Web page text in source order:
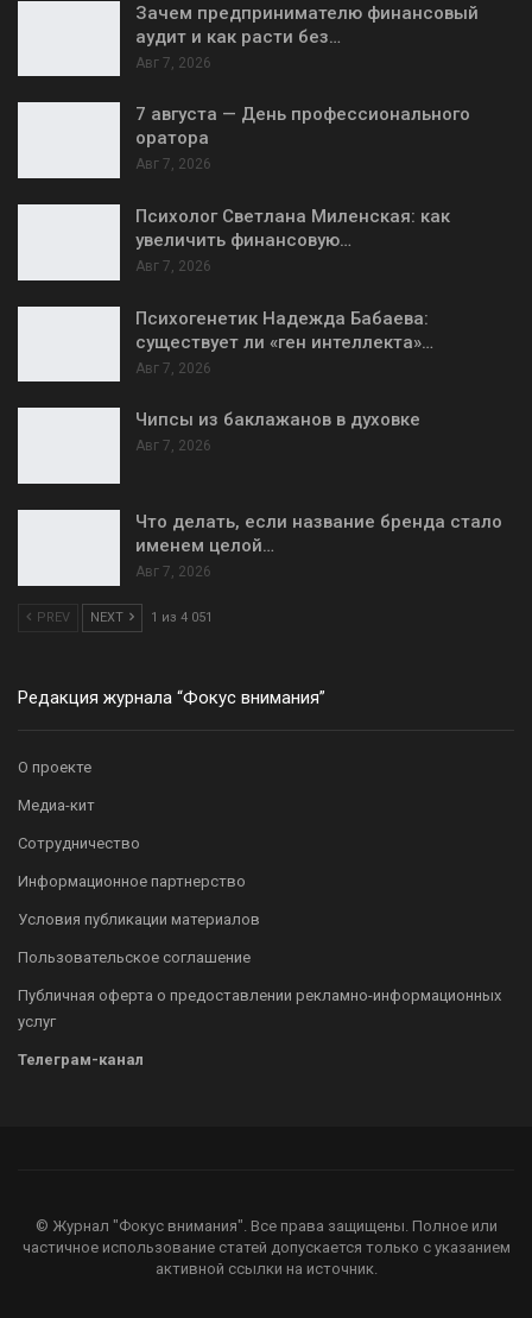
Зачем предпринимателю финансовый
аудит и как расти без…
Авг 7, 2026
7 августа — День профессионального
оратора
Авг 7, 2026
Психолог Светлана Миленская: как
увеличить финансовую…
Авг 7, 2026
Психогенетик Надежда Бабаева:
существует ли «ген интеллекта»…
Авг 7, 2026
Чипсы из баклажанов в духовке
Авг 7, 2026
Что делать, если название бренда стало
именем целой…
Авг 7, 2026
PREV NEXT 1 из 4 051
Редакция журнала “Фокус внимания”
О проекте
Медиа-кит
Сотрудничество
Информационное партнерство
Условия публикации материалов
Пользовательское соглашение
Публичная оферта о предоставлении рекламно-информационных
услуг
Телеграм-канал
© Журнал "Фокус внимания". Все права защищены. Полное или
частичное использование статей допускается только с указанием
активной ссылки на источник.